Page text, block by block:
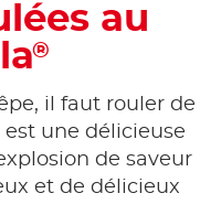
au
®
il faut rouler de
est une délicieuse
de saveur
et de délicieux